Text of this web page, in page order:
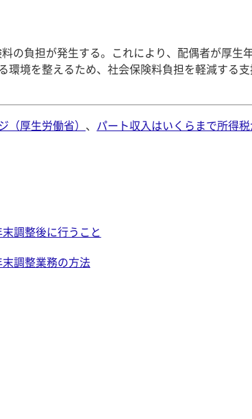
の負担が発生する。これにより、配偶者が厚生
境を整えるため、社会保険料負担を軽減する
厚生労働省） 、 パート収入はいくらまで所得
調整後に行うこと
調整業務の方法